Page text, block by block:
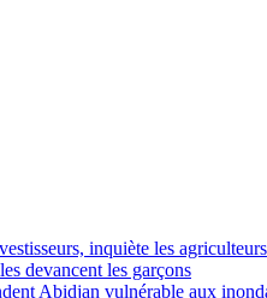
inquiète les agriculteurs
devancent les garçons
Abidjan vulnérable aux